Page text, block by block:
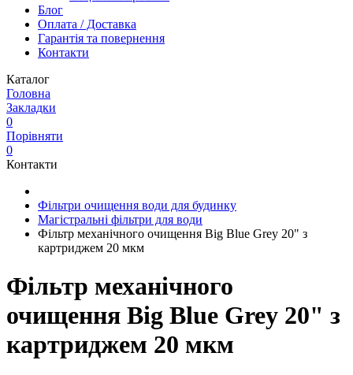
Блог
Оплата / Доставка
Гарантія та повернення
Контакти
Каталог
Головна
Закладки
0
Порівняти
0
Контакти
Фільтри очищення води для будинку
Магістральні фільтри для води
Фільтр механічного очищення Big Blue Grey 20" з
картриджем 20 мкм
Фільтр механічного
очищення Big Blue Grey 20" з
картриджем 20 мкм